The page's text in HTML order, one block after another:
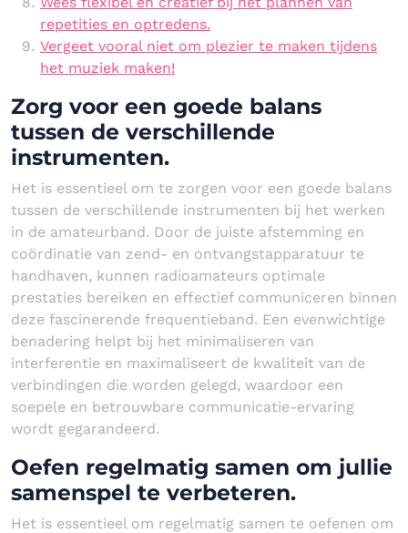
repetities en optredens.
Vergeet vooral niet om plezier te maken tijdens
het muziek maken!
Zorg voor een goede balans
tussen de verschillende
instrumenten.
Het is essentieel om te zorgen voor een goede balans
tussen de verschillende instrumenten bij het werken
in de amateurband. Door de juiste afstemming en
coördinatie van zend- en ontvangstapparatuur te
handhaven, kunnen radioamateurs optimale
prestaties bereiken en effectief communiceren binnen
deze fascinerende frequentieband. Een evenwichtige
benadering helpt bij het minimaliseren van
interferentie en maximaliseert de kwaliteit van de
verbindingen die worden gelegd, waardoor een
soepele en betrouwbare communicatie-ervaring
wordt gegarandeerd.
Oefen regelmatig samen om jullie
samenspel te verbeteren.
Het is essentieel om regelmatig samen te oefenen om